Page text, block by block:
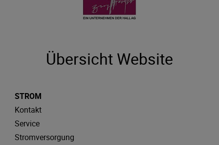
Übersicht Website
STROM
Kontakt
Service
Stromversorgung